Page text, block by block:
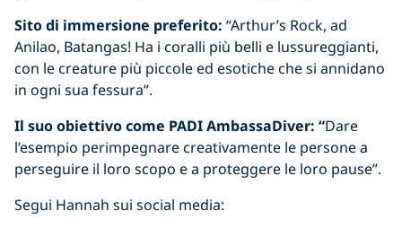
Sito di immersione preferito: “Arthur’s Rock, ad
Anilao, Batangas! Ha i coralli più belli e lussureggianti,
con le creature più piccole ed esotiche che si annidano
in ogni sua fessura”.
Il suo obiettivo come PADI AmbassaDiver: “Dare
l’esempio perimpegnare creativamente le persone a
perseguire il loro scopo e a proteggere le loro pause”.
Segui Hannah sui social media: